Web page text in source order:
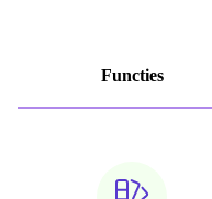
Functies